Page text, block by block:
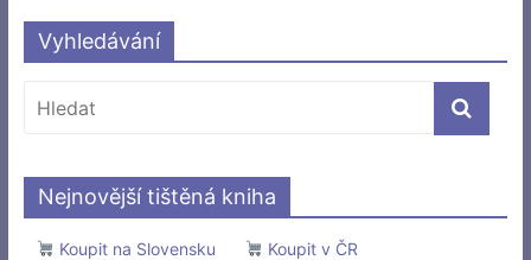
Vyhledávání
Nejnovější tištěná kniha
Koupit na Slovensku
Koupit v ČR